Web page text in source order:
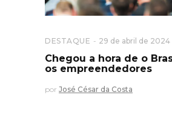
DESTAQUE 29 de abril de 2024
Chegou a hora de o
os empreendedores
por José César da Costa